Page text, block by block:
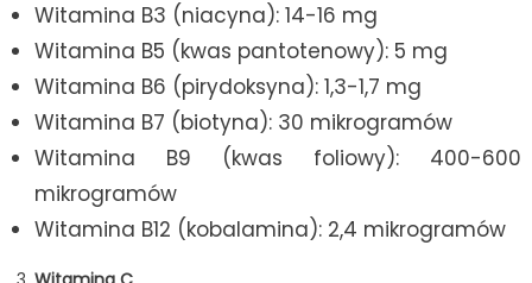
Witamina B3 (niacyna): 14-16 mg
Witamina B5 (kwas pantotenowy): 5 mg
Witamina B6 (pirydoksyna): 1,3-1,7 mg
Witamina B7 (biotyna): 30 mikrogramów
Witamina B9 (kwas foliowy): 400-600
mikrogramów
Witamina B12 (kobalamina): 2,4 mikrogramów